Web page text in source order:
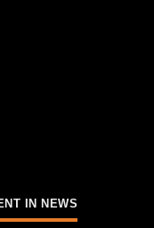
IN NEWS